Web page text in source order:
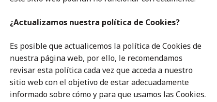
¿Actualizamos nuestra política de Cookies?
Es posible que actualicemos la política de Cookies de
nuestra página web, por ello, le recomendamos
revisar esta política cada vez que acceda a nuestro
sitio web con el objetivo de estar adecuadamente
informado sobre cómo y para que usamos las Cookies.